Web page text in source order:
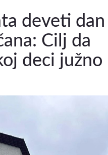
deveti dan
Cilj da
deci južno